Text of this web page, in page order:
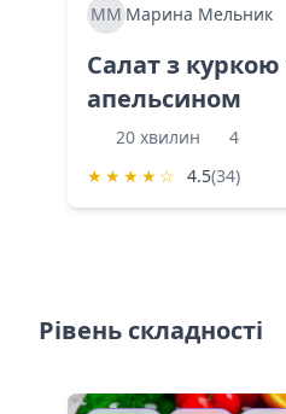
ММ Марина Мельник
Салат з куркою
апельсином
20 хвилин
4
★ ★ ★ ★ ☆ 4.5(34)
Рівень складності